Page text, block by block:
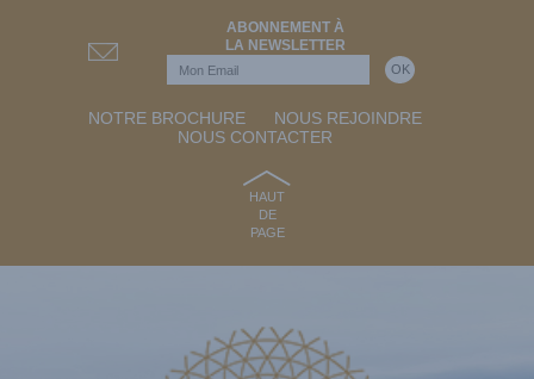
ABONNEMENT À
LA NEWSLETTER
NOTRE BROCHURE
NOUS REJOINDRE
NOUS CONTACTER
HAUT
DE
PAGE